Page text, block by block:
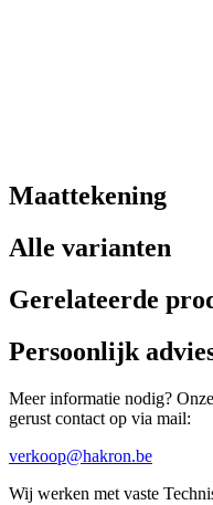
Maattekening
Alle varianten
Gerelateerde
Persoonlijk
Meer informatie nodig?
gerust contact op via mail:
verkoop@hakron.be
Wij werken met vaste